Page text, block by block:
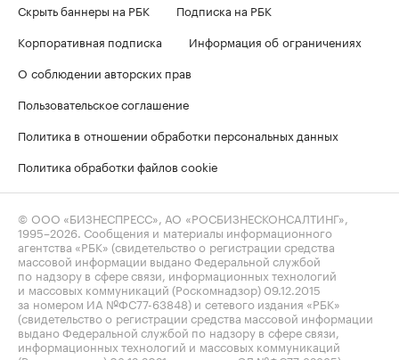
Скрыть баннеры на РБК
Подписка на РБК
Корпоративная подписка
Информация об ограничениях
О соблюдении авторских прав
Пользовательское соглашение
Политика в отношении обработки персональных данных
Политика обработки файлов cookie
© ООО «БИЗНЕСПРЕСС», АО «РОСБИЗНЕСКОНСАЛТИНГ»,
1995–2026. Сообщения и материалы информационного
агентства «РБК» (свидетельство о регистрации средства
массовой информации выдано Федеральной службой
по надзору в сфере связи, информационных технологий
и массовых коммуникаций (Роскомнадзор) 09.12.2015
за номером ИА №ФС77-63848) и сетевого издания «РБК»
(свидетельство о регистрации средства массовой информации
выдано Федеральной службой по надзору в сфере связи,
информационных технологий и массовых коммуникаций